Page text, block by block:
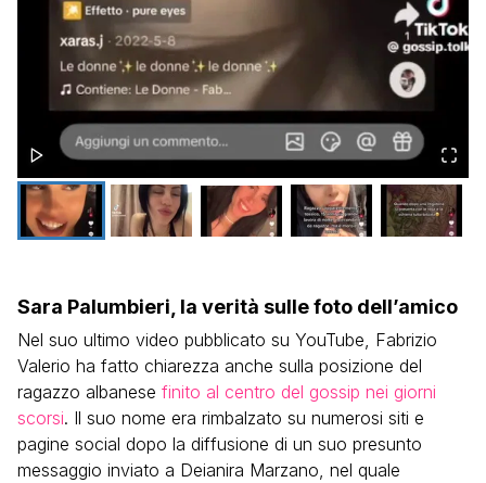
Sara Palumbieri, la verità sulle foto dell’amico
Nel suo ultimo video pubblicato su YouTube, Fabrizio
Valerio ha fatto chiarezza anche sulla posizione del
ragazzo albanese finito al centro del gossip nei giorni
scorsi. Il suo nome era rimbalzato su numerosi siti e
pagine social dopo la diffusione di un suo presunto
messaggio inviato a Deianira Marzano, nel quale